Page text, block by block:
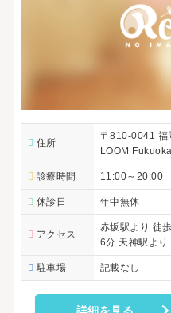
住所
〒810-0041 福
LOOM
診療時間 11:00～20:00
休診日 年中無休
アクセス
赤坂駅より 徒
6分 天神駅より
駐車場 記載なし
詳細を見る